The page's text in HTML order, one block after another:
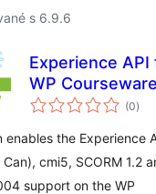
s 6.9.6
Experience API
WP
Grassblade (0)
enables the Experience
cmi5, SCORM 1.2
support on the WP